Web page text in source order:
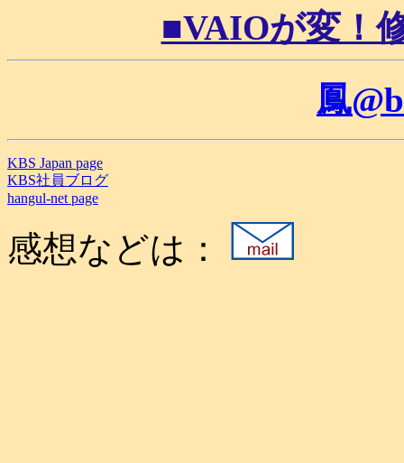
■VAIOが変！
鳳
KBS Japan page
KBS社員ブログ
hangul-net page
感想などは：